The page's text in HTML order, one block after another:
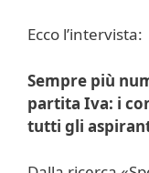
Ecco l’intervista:
Sempre più
partita Iva: i
tutti gli